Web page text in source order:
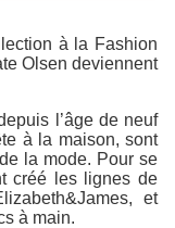
à la Fashion
Olsen deviennent
l’âge de neuf
à la maison, sont
la mode. Pour se
créé les lignes de
, et
à main.